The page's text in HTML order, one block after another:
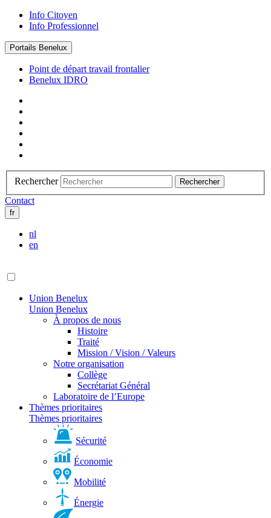
Info Citoyen
Info Professionnel
Portails Benelux
Point de départ travail frontalier
Benelux IDRO
Rechercher Rechercher
Contact
fr
nl
en
Union Benelux
Union Benelux
À propos de nous
Histoire
Traité
Mission / Vision / Valeurs
Notre organisation
Collège
Secrétariat Général
Laboratoire de l’Europe
Thèmes prioritaires
Thèmes prioritaires
Sécurité
Économie
Mobilité
Énergie